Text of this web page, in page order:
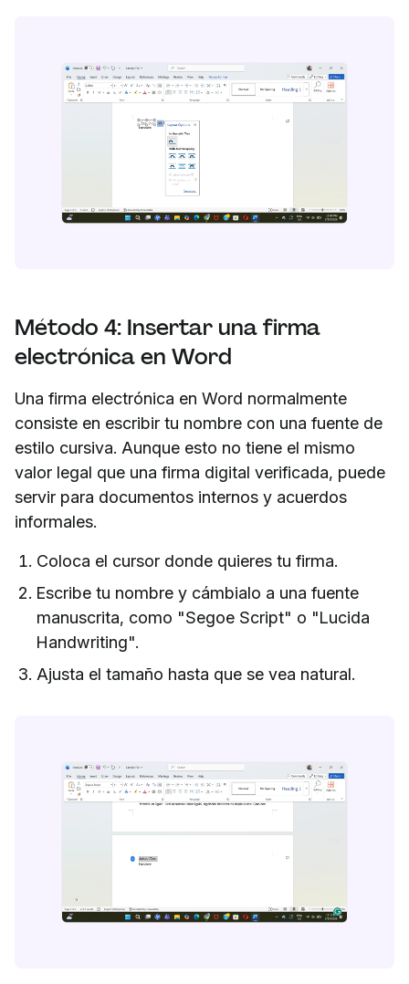
Método 4: Insertar una firma
electrónica en Word
Una firma electrónica en Word normalmente
consiste en escribir tu nombre con una fuente de
estilo cursiva. Aunque esto no tiene el mismo
valor legal que una firma digital verificada, puede
servir para documentos internos y acuerdos
informales.
Coloca el cursor donde quieres tu firma.
Escribe tu nombre y cámbialo a una fuente
manuscrita, como "Segoe Script" o "Lucida
Handwriting".
Ajusta el tamaño hasta que se vea natural.